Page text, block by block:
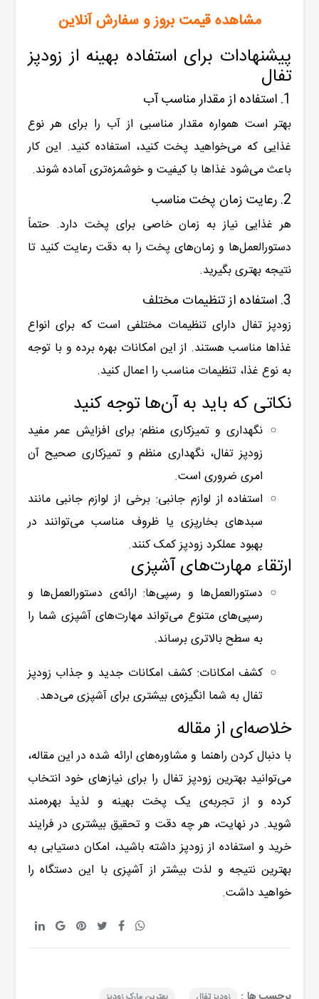
مشاهده قیمت بروز و سفارش آنلاین
پیشنهادات برای استفاده بهینه از زودپز
تفال
1. استفاده از مقدار مناسب آب
بهتر است همواره مقدار مناسبی از آب را برای هر نوع
غذایی که می‌خواهید پخت کنید، استفاده کنید. این کار
باعث می‌شود غذاها با کیفیت و خوشمزه‌تری آماده شوند.
2. رعایت زمان پخت مناسب
هر غذایی نیاز به زمان خاصی برای پخت دارد. حتماً
دستورالعمل‌ها و زمان‌های پخت را به دقت رعایت کنید تا
نتیجه بهتری بگیرید.
3. استفاده از تنظیمات مختلف
زودپز تفال دارای تنظیمات مختلفی است که برای انواع
غذاها مناسب هستند. از این امکانات بهره برده و با توجه
به نوع غذا، تنظیمات مناسب را اعمال کنید.
نکاتی که باید به آن‌ها توجه کنید
نگهداری و تمیزکاری منظم: برای افزایش عمر مفید
زودپز تفال، نگهداری منظم و تمیزکاری صحیح آن
امری ضروری است.
استفاده از لوازم جانبی: برخی از لوازم جانبی مانند
سبدهای بخارپزی یا ظروف مناسب می‌توانند در
بهبود عملکرد زودپز کمک کنند.
ارتقاء مهارت‌های آشپزی
دستورالعمل‌ها و رسپی‌ها: ارائه‌ی دستورالعمل‌ها و
رسپی‌های متنوع می‌تواند مهارت‌های آشپزی شما را
به سطح بالاتری برساند.
کشف امکانات: کشف امکانات جدید و جذاب زودپز
تفال به شما انگیزه‌ی بیشتری برای آشپزی می‌دهد.
خلاصه‌ای از مقاله
با دنبال کردن راهنما و مشاوره‌های ارائه شده در این مقاله،
می‌توانید بهترین زودپز تفال را برای نیازهای خود انتخاب
کرده و از تجربه‌ی یک پخت بهینه و لذیذ بهره‌مند
شوید. در نهایت، هر چه دقت و تحقیق بیشتری در فرایند
خرید و استفاده از زودپز داشته باشید، امکان دستیابی به
بهترین نتیجه و لذت بیشتر از آشپزی با این دستگاه را
خواهید داشت.